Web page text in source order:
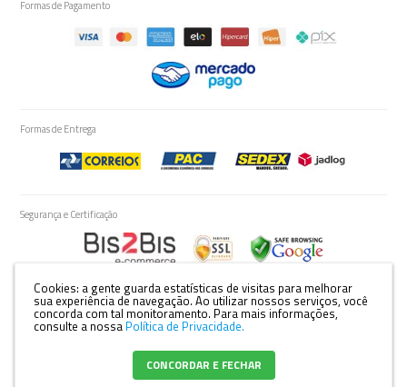
Cookies: a gente guarda estatísticas de visitas para melhorar
sua experiência de navegação. Ao utilizar nossos serviços, você
concorda com tal monitoramento. Para mais informações,
consulte a nossa Política de Privacidade.
CONCORDAR E FECHAR
Formas de Pagamento
Formas de Entrega
Segurança e Certificação
Razão Social: YAMAZAKI E CIA LTDA - EPP | CNPJ: 81.896.250/0001-53 | Rua:
São Salvador, 745 Bairro: Vila Ziober, Londrina-PR. |
com a melhor empresa de e-commerce do Brasil.